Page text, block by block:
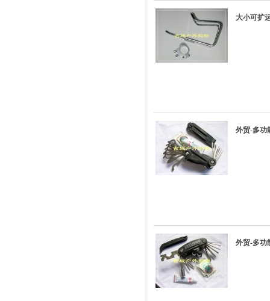
大小可扩
外贸-多功
外贸-多功